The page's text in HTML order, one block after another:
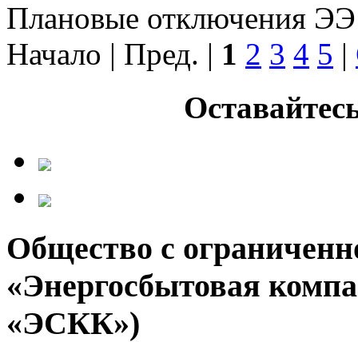
Плановые отключения
Начало | Пред. | 1 2 3 4 5 |
Общество с
«Энергосбытовая
«ЭСКК»)